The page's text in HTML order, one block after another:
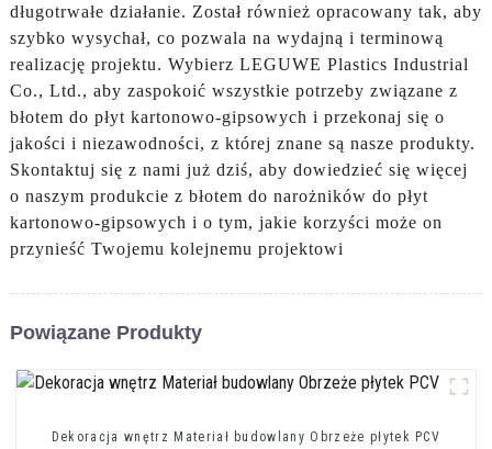
długotrwałe działanie. Został również opracowany tak, aby
szybko wysychał, co pozwala na wydajną i terminową
realizację projektu. Wybierz LEGUWE Plastics Industrial
Co., Ltd., aby zaspokoić wszystkie potrzeby związane z
błotem do płyt kartonowo-gipsowych i przekonaj się o
jakości i niezawodności, z której znane są nasze produkty.
Skontaktuj się z nami już dziś, aby dowiedzieć się więcej
o naszym produkcie z błotem do narożników do płyt
kartonowo-gipsowych i o tym, jakie korzyści może on
przynieść Twojemu kolejnemu projektowi
Powiązane Produkty
Dekoracja wnętrz Materiał budowlany Obrzeże płytek PCV